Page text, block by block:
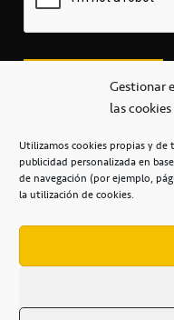
Gestionar
las cookies
Utilizamos cookies propias y
publicidad personalizada en
de navegación (por ejemplo,
la utilización de cookies.+34 922 253
Casa del
POLÍTICA DE